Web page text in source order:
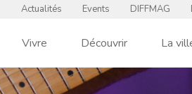
Actualités Events DIFFMAG
Vivre Découvrir La